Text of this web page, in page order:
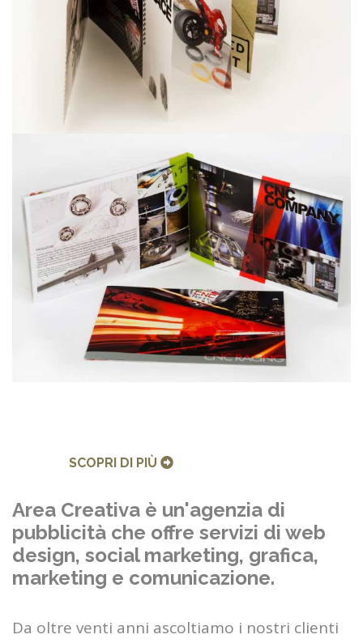
SCOPRI DI PIÙ
Area Creativa è un'agenzia di
pubblicità che offre servizi di web
design, social marketing, grafica,
marketing e comunicazione.
Da oltre venti anni ascoltiamo i nostri clienti